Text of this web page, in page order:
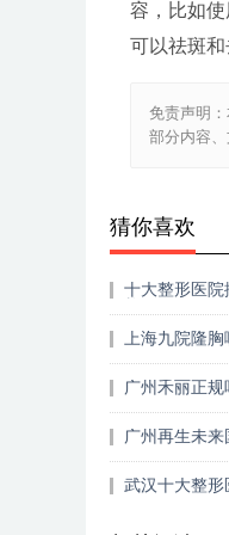
容，比如
可以祛斑和
免责声明
部分内容
猜你喜欢
十大整形医院
上海九院隆胸
广州禾丽正
广州再生未
武汉十大整形